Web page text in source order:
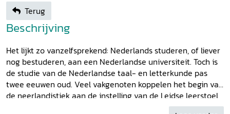
Terug
Beschrijving
Het lijkt zo vanzelfsprekend: Nederlands studeren, of liever
nog bestuderen, aan een Nederlandse universiteit. Toch is
de studie van de Nederlandse taal- en letterkunde pas
twee eeuwen oud. Veel vakgenoten koppelen het begin van
de neerlandistiek aan de instelling van de Leidse leerstoel
in de Nederduitse welsprekendheid, die de doopsgezinde